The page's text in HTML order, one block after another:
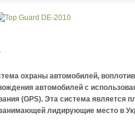
охраны автомобилей,
автомобилей с
(GPS). Эта система является
лидирующие место в